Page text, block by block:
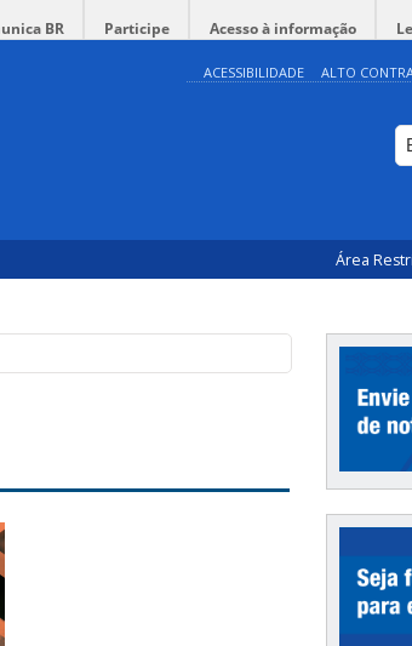
BR Participe Acesso à informação
ACESSIBILIDADE ALTO
Área